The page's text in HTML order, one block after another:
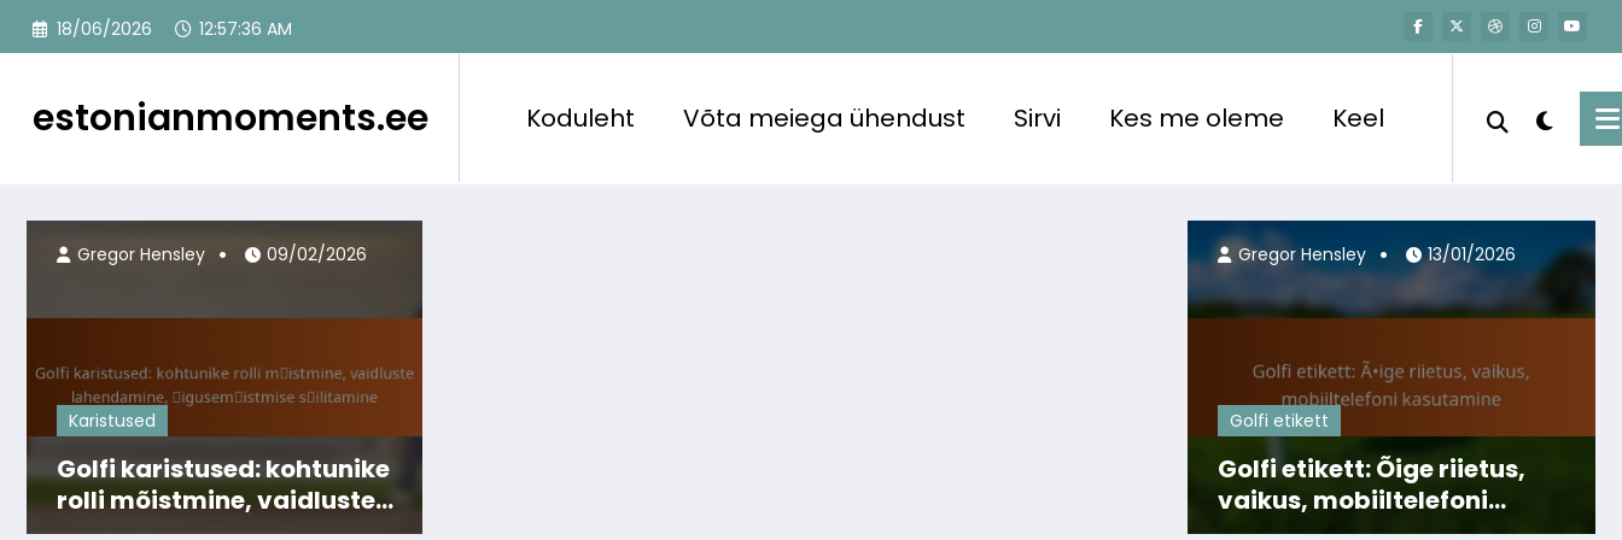
Skip
18/06/2026 12:57:38 AM
estonianmoments.ee Koduleht Võta meiega ühendust Sirvi Kes me oleme Keel
Karistused
Golfi karistused: kohtunike
rolli mõistmine, vaidluste
lahendamine,
Gregor Hensley 09/02/2026
Golfi etikett
Golfi etikett: Õige riietus,
vaikus, mobiiltelefoni
kasutamine
Gregor Hensley 13/01/2026